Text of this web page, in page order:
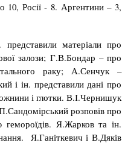
10, Росії - 8. Аргентини – 3,
матеріали про
залози; Г.В.Бондар – про
раку; А.Сенчук –
і ін. представили дані про
і глотки. В.І.Чернишук
розповів про
гемороїдів. Я.Жарков та ін.
Я.Ганіткевич і В.Дяків